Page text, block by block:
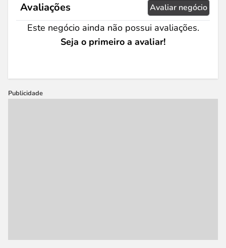
Avaliações Avaliar negócio
Este negócio ainda não possui avaliações.
Seja o primeiro a avaliar!
Publicidade